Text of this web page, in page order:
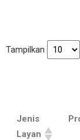
Tampilkan
Jenis
Layan